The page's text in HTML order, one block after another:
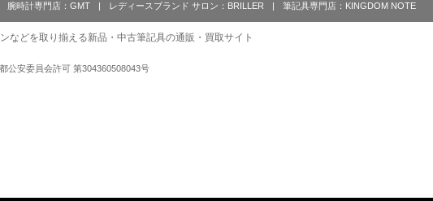
腕時計専門店：GMT | レディースブランド サロン：BRILLER | 筆記具専門店：KINGDOM NOTE
などを取り揃える新品・中古筆記具の通販・買取サイト
公安委員会許可 第304360508043号